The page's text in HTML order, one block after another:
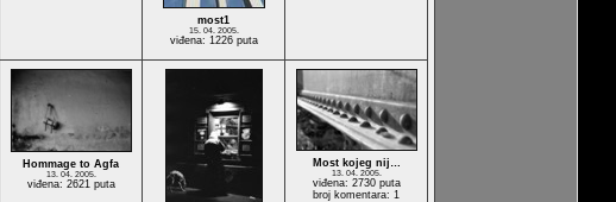
most1
15. 04. 2005.
viđena: 1226 puta
Hommage to Agfa
13. 04. 2005.
viđena: 2621 puta
Most kojeg nij…
13. 04. 2005.
viđena: 2730 puta
broj komentara: 1